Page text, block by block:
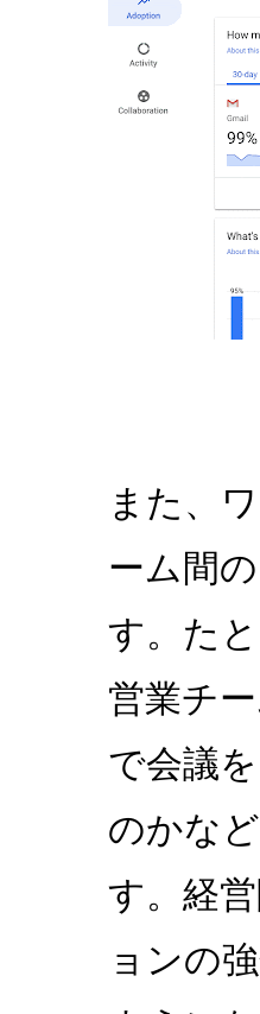
また、
ーム間
す。た
営業チ
で会議
のかな
す。経
ョンの